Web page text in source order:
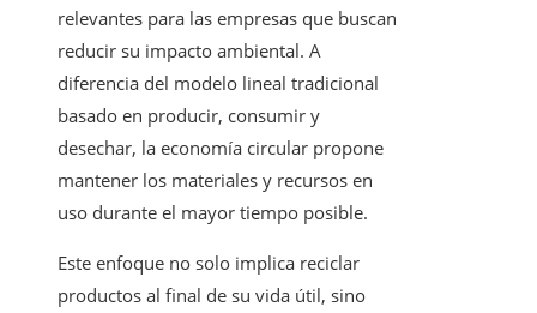
relevantes para las empresas que buscan
reducir su impacto ambiental. A
diferencia del modelo lineal tradicional
basado en producir, consumir y
desechar, la economía circular propone
mantener los materiales y recursos en
uso durante el mayor tiempo posible.
Este enfoque no solo implica reciclar
productos al final de su vida útil, sino